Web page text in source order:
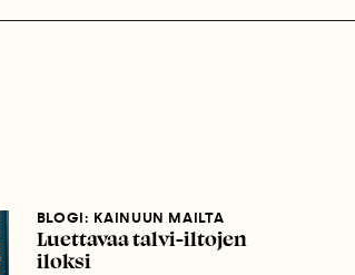
BLOGI: KAINUUN MAILTA
Luettavaa talvi-iltojen
iloksi